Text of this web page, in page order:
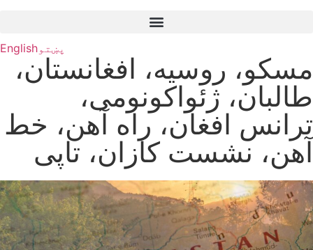
پښتوEnglish
مسکو، روسیه، افغانستان،
طالبان، ژئواکونومی،
ترانس افغان، راه آهن، خط
آهن، نشست کازان، تاپی